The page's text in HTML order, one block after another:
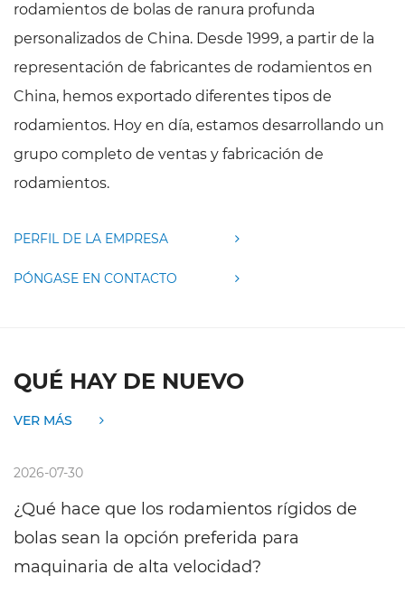
rodamientos de bolas de ranura profunda
personalizados de China. Desde 1999, a partir de la
representación de fabricantes de rodamientos en
China, hemos exportado diferentes tipos de
rodamientos. Hoy en día, estamos desarrollando un
grupo completo de ventas y fabricación de
rodamientos.
PERFIL DE LA EMPRESA
PÓNGASE EN CONTACTO
QUÉ HAY DE NUEVO
VER MÁS
2026-07-30
¿Qué hace que los rodamientos rígidos de
bolas sean la opción preferida para
maquinaria de alta velocidad?